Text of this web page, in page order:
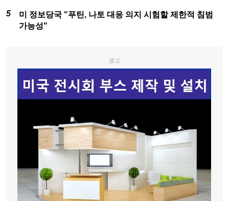
미 정보당국 "푸틴, 나토 대응 의지 시험할 제한적 침범
가능성"